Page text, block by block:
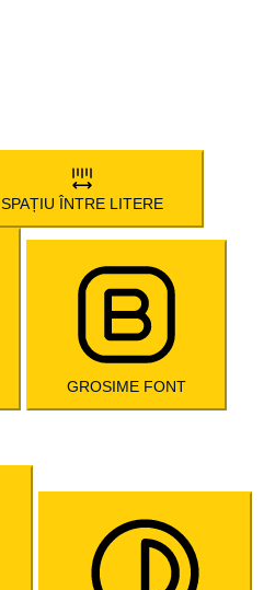
SPAȚIU ÎNTRE LITERE
GROSIME FONT